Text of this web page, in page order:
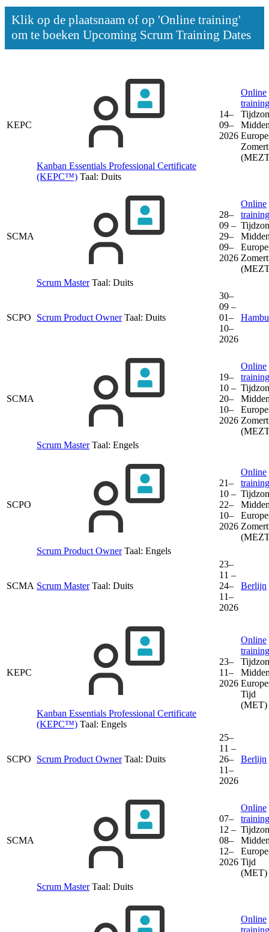
Klik op de plaatsnaam of op 'Online training'
om te boeken Upcoming Scrum Training Dates
KEPC
Kanban Essentials Professional Certificate
(KEPC™) Taal: Duits
14–
09–
2026
Online
training
SCMA
Scrum Master Taal: Duits
28–
09 –
29–
09–
2026
Online
training
SCPO Scrum Product Owner Taal: Duits
30–
09 –
01–
10–
2026
SCMA
Scrum Master Taal: Engels
19–
10 –
20–
10–
2026
Online
training
SCPO
Scrum Product Owner Taal: Engels
21–
10 –
22–
10–
2026
Online
training
SCMA Scrum Master Taal: Duits
23–
11 –
24–
11–
2026
Berlijn
KEPC
Kanban Essentials Professional Certificate
(KEPC™) Taal: Engels
23–
11–
2026
Online
training
Tijd
(MET)
SCPO Scrum Product Owner Taal: Duits
25–
11 –
26–
11–
2026
Berlijn
SCMA
Scrum Master Taal: Duits
07–
12 –
08–
12–
2026
Online
training
Tijd
(MET)
Online